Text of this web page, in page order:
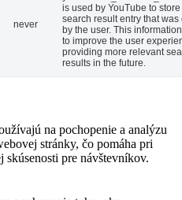
never
is used by YouTube to
search result entry that was
by the user. This
to improve the user
providing more relevant
results in the future.
na pochopenie a analýzu
stránky, čo pomáha pri
pre návštevníkov.